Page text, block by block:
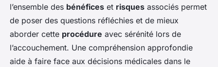
l’ensemble des bénéfices et risques associés permet
de poser des questions réfléchies et de mieux
aborder cette procédure avec sérénité lors de
l’accouchement. Une compréhension approfondie
aide à faire face aux décisions médicales dans le